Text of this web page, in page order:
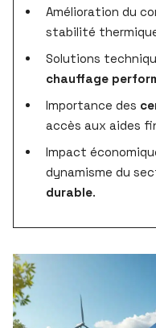
Amélioration du
stabilité
Solutions
chauffage
Importance des
accès aux aides
Impact
dynamisme du
durable.